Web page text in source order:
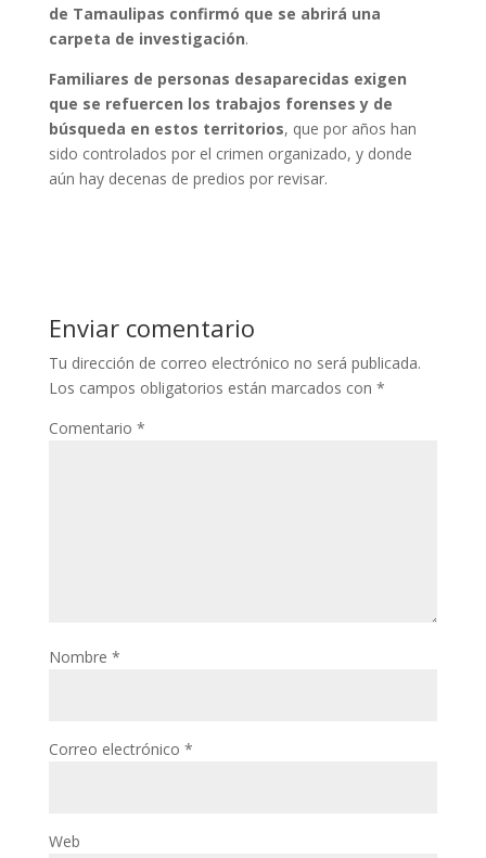
de Tamaulipas confirmó que se abrirá una
carpeta de investigación.
Familiares de personas desaparecidas exigen
que se refuercen los trabajos forenses y de
búsqueda en estos territorios, que por años han
sido controlados por el crimen organizado, y donde
aún hay decenas de predios por revisar.
Enviar comentario
Tu dirección de correo electrónico no será publicada.
Los campos obligatorios están marcados con *
Comentario *
Nombre *
Correo electrónico *
Web